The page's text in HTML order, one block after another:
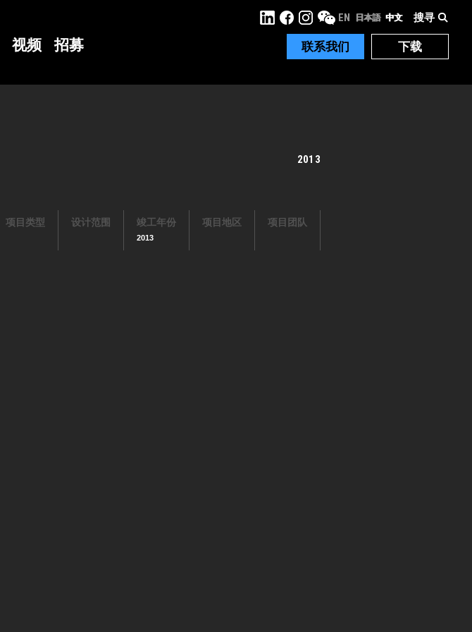
视频 招募 下载
联系我们
搜寻
EN 日本語 中文
2013
项目类型 设计范围 竣工年份
2013
项目地区 项目团队